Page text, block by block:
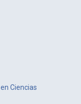
Ciencias